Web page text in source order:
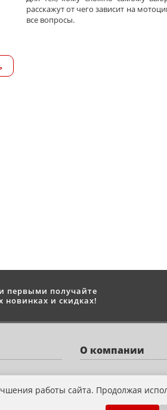
работы сайта. Продолжая
расскажут от чего зависит на
все вопросы.
первыми получайте
и скидках!
О компании
Оплата